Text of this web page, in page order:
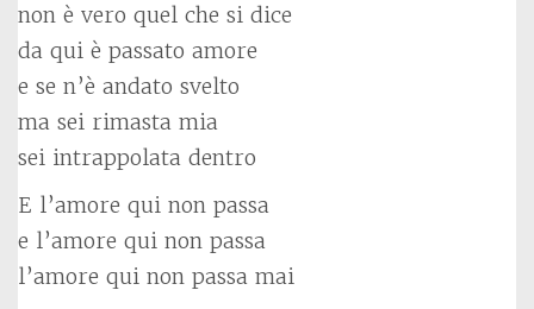
non è vero quel che si dice
da qui è passato amore
e se n’è andato svelto
ma sei rimasta mia
sei intrappolata dentro
E l’amore qui non passa
e l’amore qui non passa
l’amore qui non passa mai